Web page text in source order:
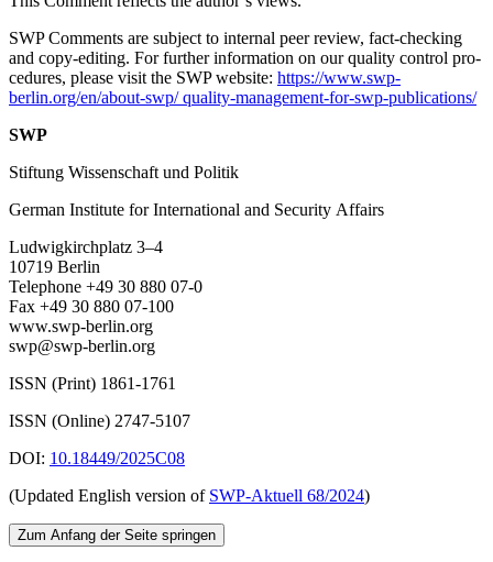
SWP Comments are subject to internal peer review, fact-checking
and copy-editing. For further information on our quality control pro­
cedures, please visit the SWP website: https://www.swp-
berlin.org/en/about-swp/ quality-management-for-swp-publications/
SWP
Stiftung Wissenschaft und Politik
German Institute for International and Security Affairs
Ludwigkirchplatz 3–4
10719 Berlin
Telephone +49 30 880 07-0
Fax +49 30 880 07-100
www.swp-berlin.org
swp@swp-berlin.org
ISSN (Print) 1861-1761
ISSN (Online) 2747-5107
DOI: 10.18449/2025C08
(Updated English version of SWP‑Aktuell 68/2024)
Zum Anfang der Seite springen